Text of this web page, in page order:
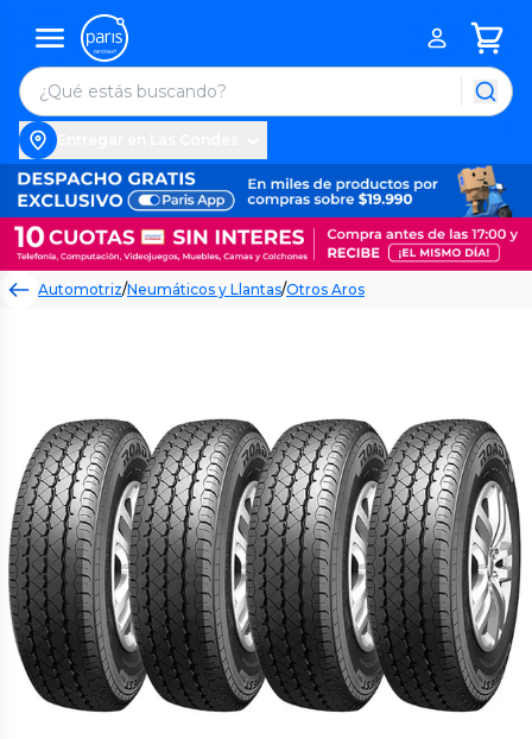
Automotriz/Neumáticos y Llantas/Otros Aros